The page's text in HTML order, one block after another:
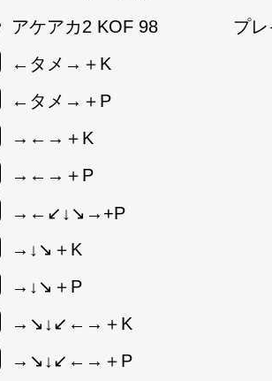
アケアカ2 KOF 98
プ
←タメ→＋K
←タメ→＋P
→←→＋K
→←→＋P
→←↙↓↘→+P
→↓↘＋K
→↓↘＋P
→↘↓↙←→＋K
→↘↓↙←→＋P